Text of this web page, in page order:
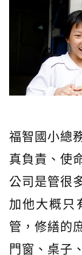
福智國小總
真負責、使
公司是管很
加他大概只
管，修繕的
門窗、桌子